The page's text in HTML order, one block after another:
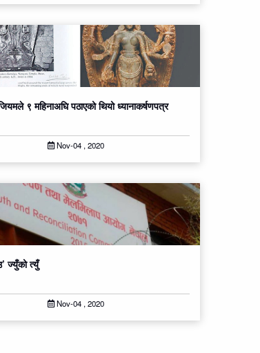
९ महिनाअघि पठाएको थियो ध्यानाकर्षणपत्र
Nov-04 , 2020
ज्युँको त्युँ
Nov-04 , 2020